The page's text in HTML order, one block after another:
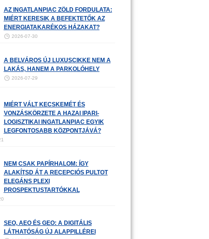
AZ INGATLANPIAC ZÖLD FORDULATA:
MIÉRT KERESIK A BEFEKTETŐK AZ
ENERGIATAKARÉKOS HÁZAKAT?
2026-07-30
A BELVÁROS ÚJ LUXUSCIKKE NEM A
LAKÁS, HANEM A PARKOLÓHELY
2026-07-29
MIÉRT VÁLT KECSKEMÉT ÉS
VONZÁSKÖRZETE A HAZAI IPARI-
LOGISZTIKAI INGATLANPIAC EGYIK
LEGFONTOSABB KÖZPONTJÁVÁ?
NEM CSAK PAPÍRHALOM: ÍGY
ALAKÍTSD ÁT A RECEPCIÓS PULTOT
ELEGÁNS PLEXI
PROSPEKTUSTARTÓKKAL
SEO, AEO ÉS GEO: A DIGITÁLIS
LÁTHATÓSÁG ÚJ ALAPPILLÉREI